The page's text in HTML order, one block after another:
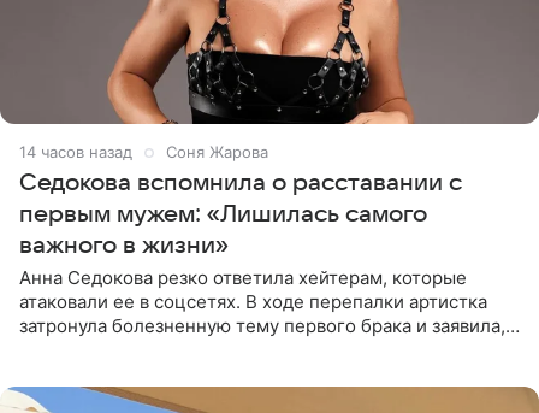
14 часов назад Соня Жарова
Седокова вспомнила о расставании с
первым мужем: «Лишилась самого
важного в жизни»
Анна Седокова резко ответила хейтерам, которые
атаковали ее в соцсетях. В ходе перепалки артистка
затронула болезненную тему первого брака и заявила,